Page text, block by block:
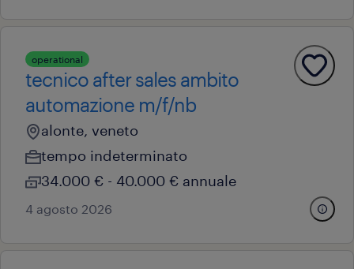
operational
tecnico after sales ambito
automazione m/f/nb
alonte, veneto
tempo indeterminato
34.000 € - 40.000 € annuale
4 agosto 2026